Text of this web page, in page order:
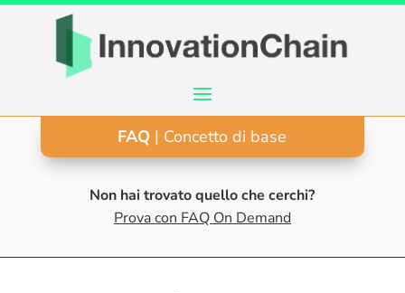
FAQ | Concetto di base
Non hai trovato quello che cerchi?
Prova con FAQ On Demand